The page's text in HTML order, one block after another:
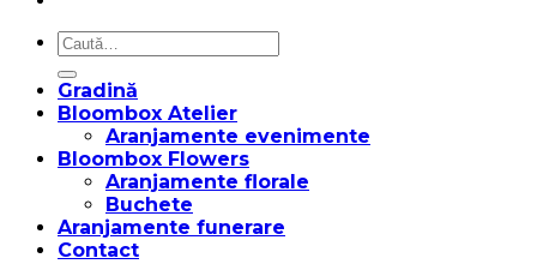
Caută
Gradină
Bloombox Atelier
Aranjamente evenimente
Bloombox Flowers
Aranjamente florale
Buchete
Aranjamente funerare
Contact